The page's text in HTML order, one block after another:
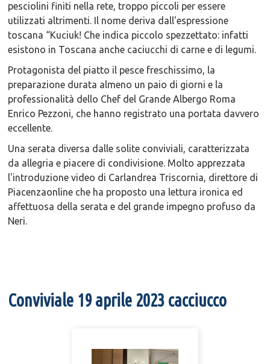
pesciolini finiti nella rete, troppo piccoli per essere
utilizzati altrimenti. Il nome deriva dall'espressione
toscana “Kuciuk! Che indica piccolo spezzettato: infatti
esistono in Toscana anche caciucchi di carne e di legumi.
Protagonista del piatto il pesce freschissimo, la
preparazione durata almeno un paio di giorni e la
professionalità dello Chef del Grande Albergo Roma
Enrico Pezzoni, che hanno registrato una portata davvero
eccellente.
Una serata diversa dalle solite conviviali, caratterizzata
da allegria e piacere di condivisione. Molto apprezzata
l'introduzione video di Carlandrea Triscornia, direttore di
Piacenzaonline che ha proposto una lettura ironica ed
affettuosa della serata e del grande impegno profuso da
Neri.
Conviviale 19 aprile 2023 cacciucco